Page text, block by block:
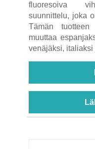
fluoresoiva
suunnittelu, joka
Tämän
muuttaa
venäjäksi, italiaksi